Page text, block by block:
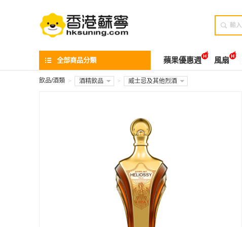

全部商品分類 蘋果優惠週 風扇
飲品/酒類 > 酒精飲品 > 威士忌及其他烈酒